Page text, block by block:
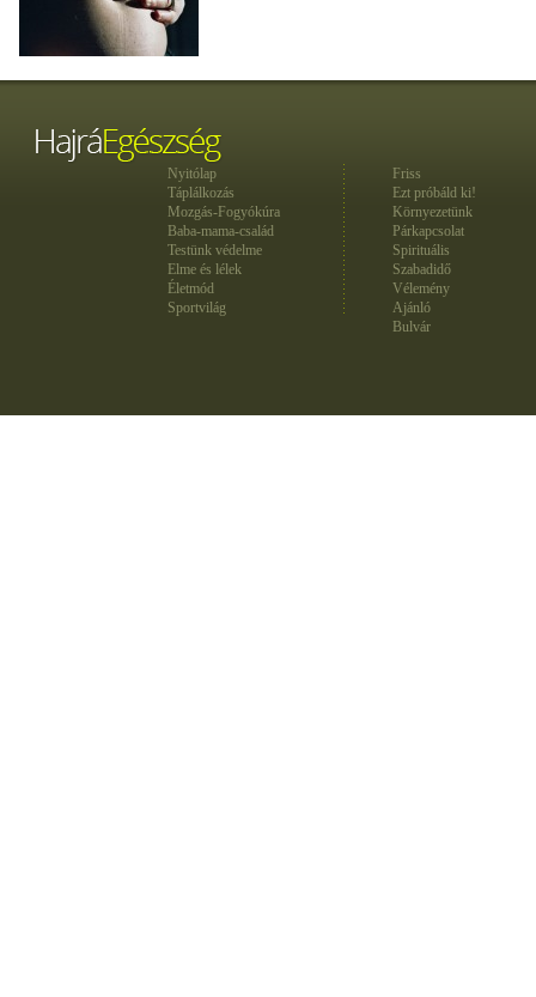
Nyitólap
Táplálkozás
Mozgás-Fogyókúra
Baba-mama-család
Testünk védelme
Elme és lélek
Életmód
Sportvilág
Friss
Ezt próbáld ki!
Környezetünk
Párkapcsolat
Spirituális
Szabadidő
Vélemény
Ajánló
Bulvár